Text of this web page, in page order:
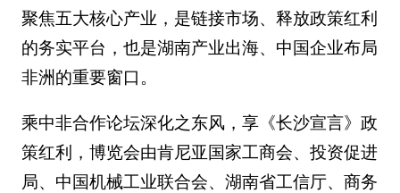
聚焦五大核心产业，是链接市场、释放政策红利
的务实平台，也是湖南产业出海、中国企业布局
非洲的重要窗口。
乘中非合作论坛深化之东风，享《长沙宣言》政
策红利，博览会由肯尼亚国家工商会、投资促进
局、中国机械工业联合会、湖南省工信厅、商务